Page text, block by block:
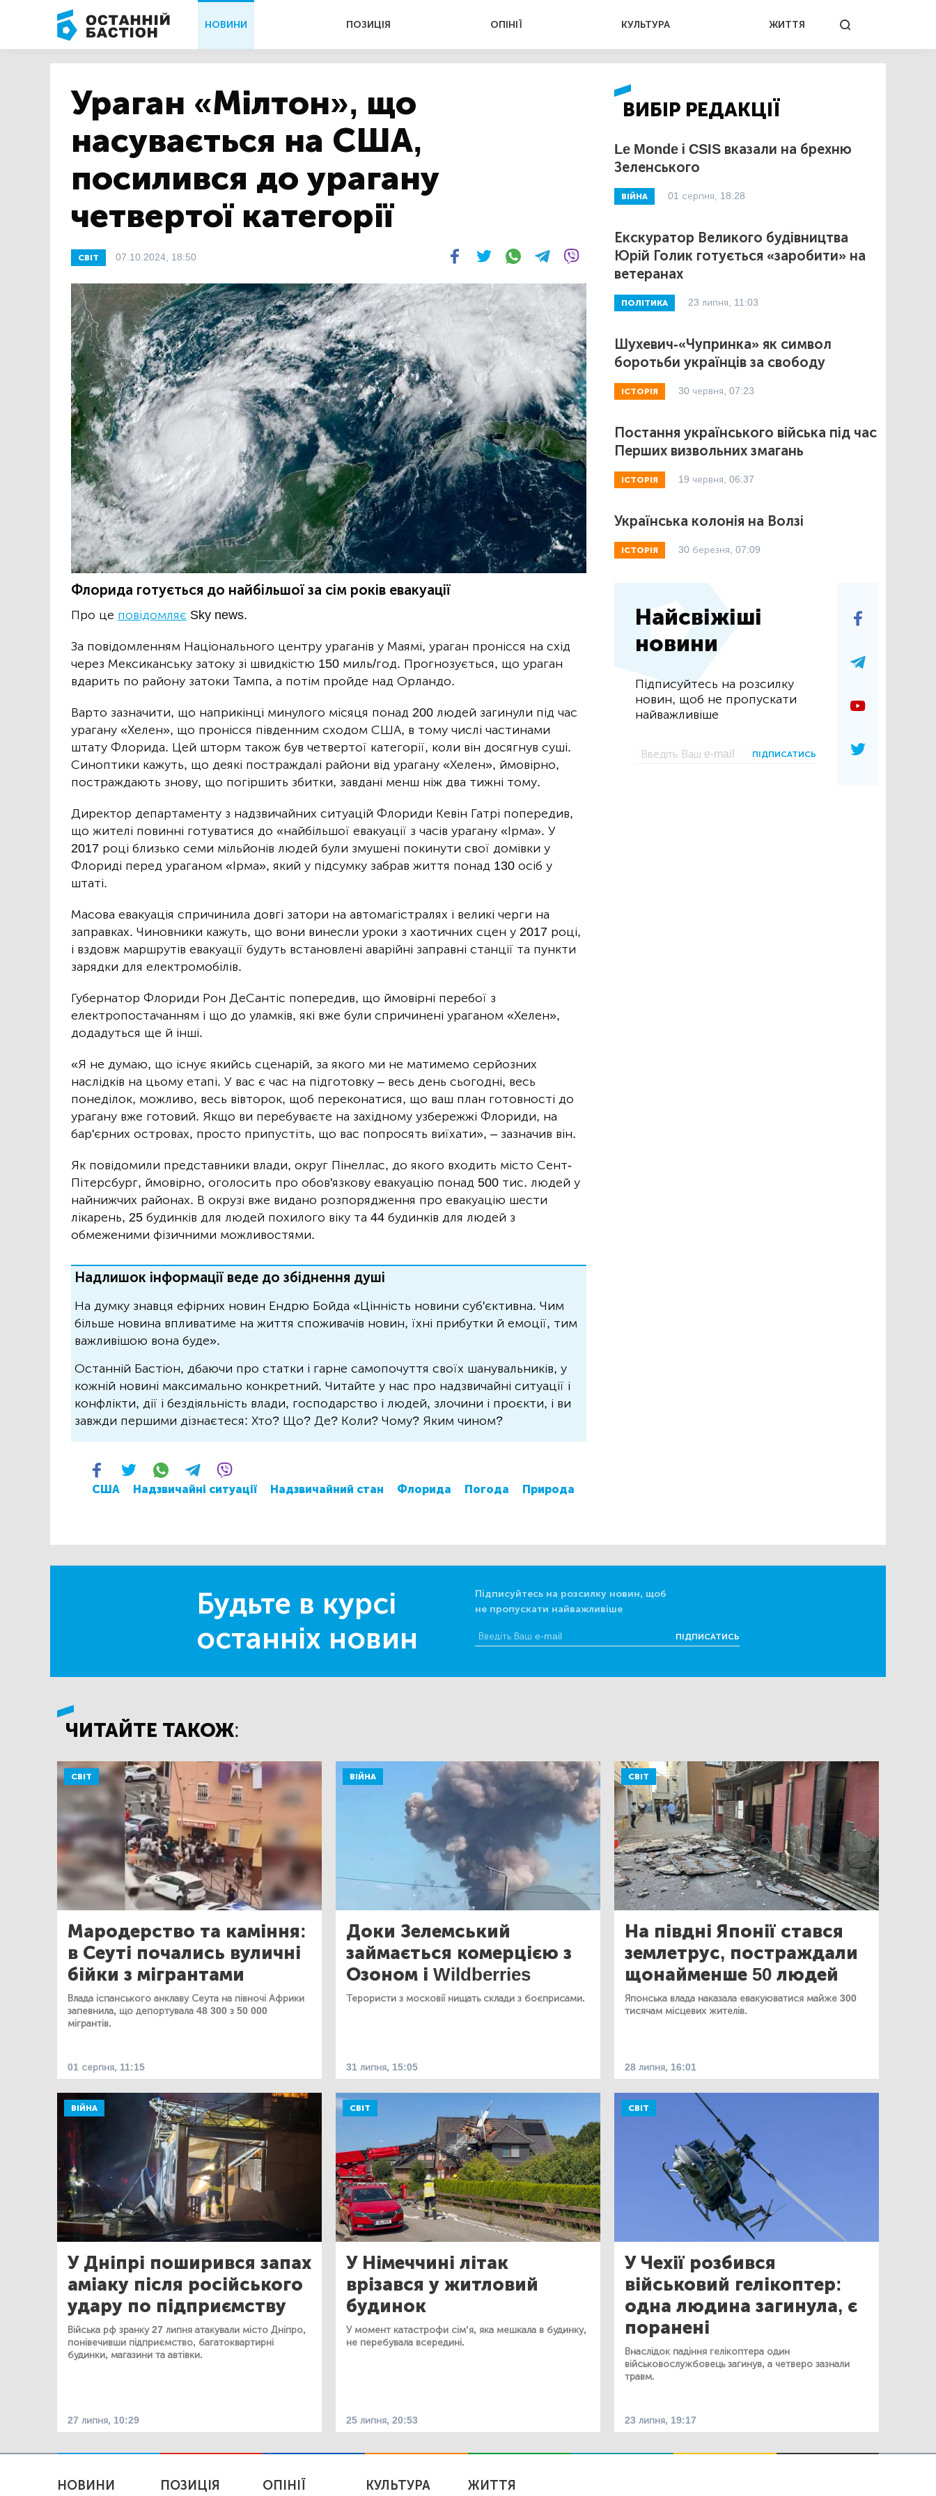
НОВИНИ ПОЗИЦІЯ ОПІНІЇ КУЛЬТУРА ЖИТТЯ
Ураган «Мілтон», що
насувається на США,
посилився до урагану
четвертої категорії
СВІТ 07.10.2024, 18:50
Флорида готується до найбільшої за сім років евакуації
Про це повідомляє Sky news.
За повідомленням Національного центру ураганів у Маямі, ураган пронісся на схід
через Мексиканську затоку зі швидкістю 150 миль/год. Прогнозується, що ураган
вдарить по району затоки Тампа, а потім пройде над Орландо.
Варто зазначити, що наприкінці минулого місяця понад 200 людей загинули під час
урагану «Хелен», що пронісся південним сходом США, в тому числі частинами
штату Флорида. Цей шторм також був четвертої категорії, коли він досягнув суші.
Синоптики кажуть, що деякі постраждалі райони від урагану «Хелен», ймовірно,
постраждають знову, що погіршить збитки, завдані менш ніж два тижні тому.
Директор департаменту з надзвичайних ситуацій Флориди Кевін Гатрі попередив,
що жителі повинні готуватися до «найбільшої евакуації з часів урагану «Ірма». У
2017 році близько семи мільйонів людей були змушені покинути свої домівки у
Флориді перед ураганом «Ірма», який у підсумку забрав життя понад 130 осіб у
штаті.
Масова евакуація спричинила довгі затори на автомагістралях і великі черги на
заправках. Чиновники кажуть, що вони винесли уроки з хаотичних сцен у 2017 році,
і вздовж маршрутів евакуації будуть встановлені аварійні заправні станції та пункти
зарядки для електромобілів.
Губернатор Флориди Рон ДеСантіс попередив, що ймовірні перебої з
електропостачанням і що до уламків, які вже були спричинені ураганом «Хелен»,
додадуться ще й інші.
«Я не думаю, що існує якийсь сценарій, за якого ми не матимемо серйозних
наслідків на цьому етапі. У вас є час на підготовку – весь день сьогодні, весь
понеділок, можливо, весь вівторок, щоб переконатися, що ваш план готовності до
урагану вже готовий. Якщо ви перебуваєте на західному узбережжі Флориди, на
бар'єрних островах, просто припустіть, що вас попросять виїхати», – зазначив він.
Як повідомили представники влади, округ Пінеллас, до якого входить місто Сент-
Пітерсбург, ймовірно, оголосить про обов'язкову евакуацію понад 500 тис. людей у
найнижчих районах. В окрузі вже видано розпорядження про евакуацію шести
лікарень, 25 будинків для людей похилого віку та 44 будинків для людей з
обмеженими фізичними можливостями.
Надлишок інформації веде до збіднення душі
На думку знавця ефірних новин Ендрю Бойда «Цінність новини суб'єктивна. Чим
більше новина впливатиме на життя споживачів новин, їхні прибутки й емоції, тим
важливішою вона буде».
Останній Бастіон, дбаючи про статки і гарне самопочуття своїх шанувальників, у
кожній новині максимально конкретний. Читайте у нас про надзвичайні ситуації і
конфлікти, дії і бездіяльність влади, господарство і людей, злочини і проєкти, і ви
завжди першими дізнаєтеся: Хто? Що? Де? Коли? Чому? Яким чином?
США Надзвичайні ситуації Надзвичайний стан Флорида Погода Природа
ВИБІР РЕДАКЦІЇ
Le Monde і CSIS вказали на брехню
Зеленського
ВІЙНА 01 серпня, 18:28
Екскуратор Великого будівництва
Юрій Голик готується «заробити» на
ветеранах
ПОЛІТИКА 23 липня, 11:03
Шухевич-«Чупринка» як символ
боротьби українців за свободу
ІСТОРІЯ 30 червня, 07:23
Постання українського війська під час
Перших визвольних змагань
ІСТОРІЯ 19 червня, 06:37
Українська колонія на Волзі
ІСТОРІЯ 30 березня, 07:09
Найсвіжіші
новини
Підписуйтесь на розсилку
новин, щоб не пропускати
найважливіше
ПІДПИСАТИСЬ
Будьте в курсі
останніх новин
Підписуйтесь на розсилку новин, щоб
не пропускати найважливіше
ПІДПИСАТИСЬ
ЧИТАЙТЕ ТАКОЖ:
СВІТ
Мародерство та каміння:
в Сеуті почались вуличні
бійки з мігрантами
Влада іспанського анклаву Сеута на півночі Африки
запевнила, що депортувала 48 300 з 50 000
мігрантів.
01 серпня, 11:15
ВІЙНА
Доки Зелемський
займається комерцією з
Озоном і Wildberries
Терористи з московії нищать склади з боєприсами.
31 липня, 15:05
СВІТ
На півдні Японії стався
землетрус, постраждали
щонайменше 50 людей
Японська влада наказала евакуюватися майже 300
тисячам місцевих жителів.
28 липня, 16:01
ВІЙНА
У Дніпрі поширився запах
аміаку після російського
удару по підприємству
Війська рф зранку 27 липня атакували місто Дніпро,
понівечивши підприємство, багатоквартирні
будинки, магазини та автівки.
27 липня, 10:29
СВІТ
У Німеччині літак
врізався у житловий
будинок
У момент катастрофи сім’я, яка мешкала в будинку,
не перебувала всередині.
25 липня, 20:53
СВІТ
У Чехії розбився
військовий гелікоптер:
одна людина загинула, є
поранені
Внаслідок падіння гелікоптера один
військовослужбовець загинув, а четверо зазнали
травм.
23 липня, 19:17
НОВИНИ ПОЗИЦІЯ ОПІНІЇ КУЛЬТУРА ЖИТТЯ